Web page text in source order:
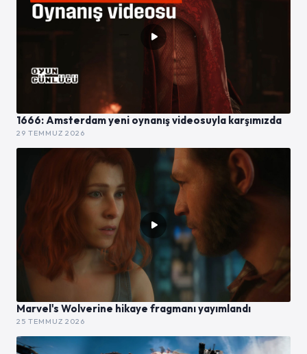
1666: Amsterdam yeni oynanış videosuyla karşımızda
29 TEMMUZ 2026
Marvel's Wolverine hikaye fragmanı yayımlandı
25 TEMMUZ 2026